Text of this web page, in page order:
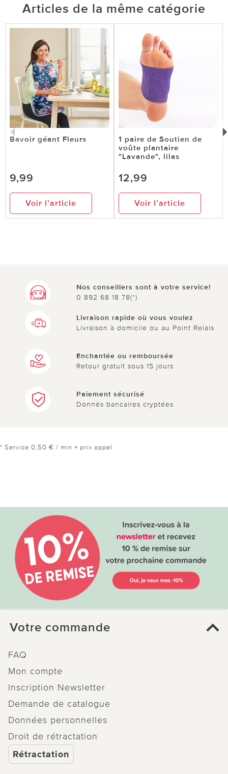
Articles de la même catégorie
Bavoir géant Fleurs
9,99
Voir l’article
1 paire de Soutien de
voûte plantaire
"Lavande", lilas
12,99
Voir l’article
Nos conseillers sont à votre service!
0 892 68 18 78(*)
Livraison rapide où vous voulez
Livraison à domicile ou au Point Relais
Enchantée ou remboursée
Retour gratuit sous 15 jours
Paiement sécurisé
Donnés bancaires cryptées
* Service 0,50 € / min + prix appel
Votre commande
FAQ
Mon compte
Inscription Newsletter
Demande de catalogue
Données personnelles
Droit de rétractation
Rétractation